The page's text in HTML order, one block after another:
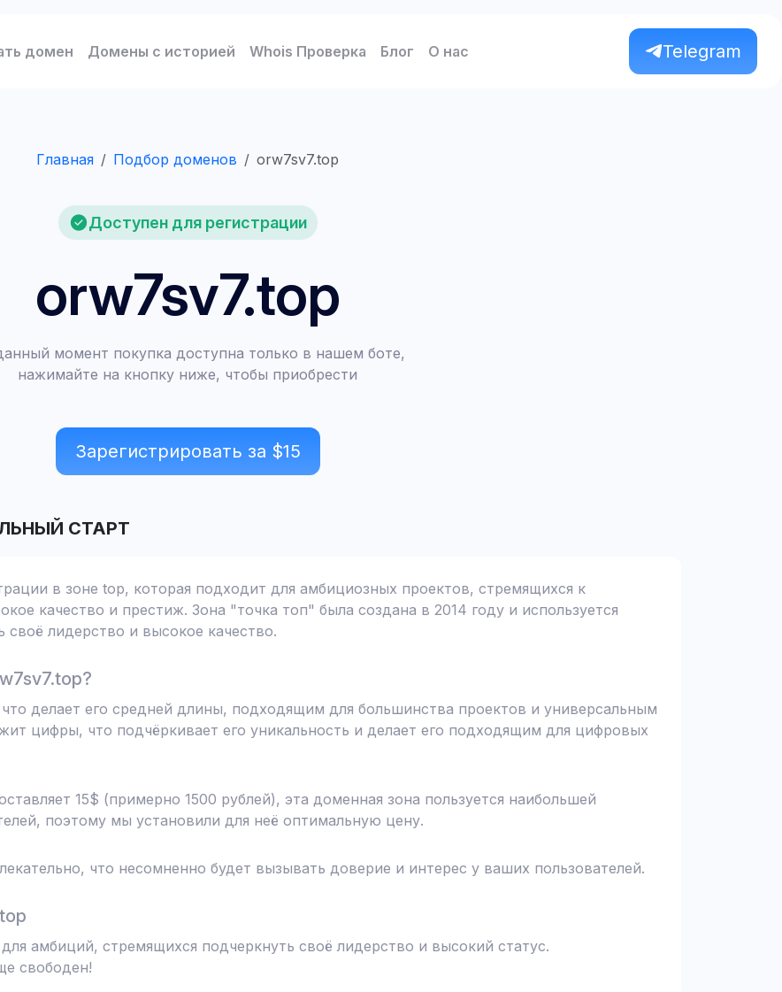
домен Домены с историей Whois Проверка Блог О нас Telegram
Главная Подбор доменов orw7sv7.top
Доступен для регистрации
orw7sv7.top
момент покупка доступна только в нашем боте,
нажимайте на кнопку ниже, чтобы приобрести
Зарегистрировать за $15
СТАРТ
в зоне top, которая подходит для амбициозных проектов, стремящихся к
качество и престиж. Зона "точка топ" была создана в 2014 году и используется
лидерство и высокое качество.
делает его средней длины, подходящим для большинства проектов и универсальным
цифры, что подчёркивает его уникальность и делает его подходящим для цифровых
15$ (примерно 1500 рублей), эта доменная зона пользуется наибольшей
поэтому мы установили для неё оптимальную цену.
что несомненно будет вызывать доверие и интерес у ваших пользователей.
амбиций, стремящихся подчеркнуть своё лидерство и высокий статус.
свободен!